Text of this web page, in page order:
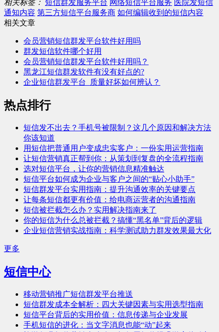
相关标签： 短信群发服务平台 网络短信平台服务 医院发短信
通知内容 第三方短信平台服务商 如何编辑收到的短信内容
相关文章
会员营销短信群发平台软件好用吗
群发短信软件哪个好用
会员营销短信群发平台软件好用吗？
黑龙江短信群发软件有没有好点的?
企业短信群发平台_质量好坏如何辨认？
热点排行
短信发不出去？手机号被限制？这几个原因和解决方法
你该知道
用短信把普通用户变成忠实客户：一份实用运营指南
让短信营销真正帮到你：从策划到复盘的全流程指南
选对短信平台，让你的营销信息精准触达
短信平台如何成为企业与客户之间的“贴心小助手”
短信群发平台实用指南：提升沟通效率的关键要点
让每条短信都更有价值：给电商运营者的沟通指南
短信被拦截怎么办？实用解决指南来了
你的短信为什么总被拦截？搞懂“黑名单”背后的逻辑
企业短信营销实战指南：科学测试助力群发效果最大化
更多
短信中心
移动营销推广短信群发平台推送
短信群发成本全解析：四大关键因素与实用选型指南
短信平台背后的实用价值：信息传递与企业发展
手机短信的进化：当文字消息也能“动”起来